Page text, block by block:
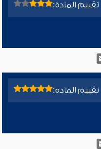
تقييم المادة:
تقييم المادة: